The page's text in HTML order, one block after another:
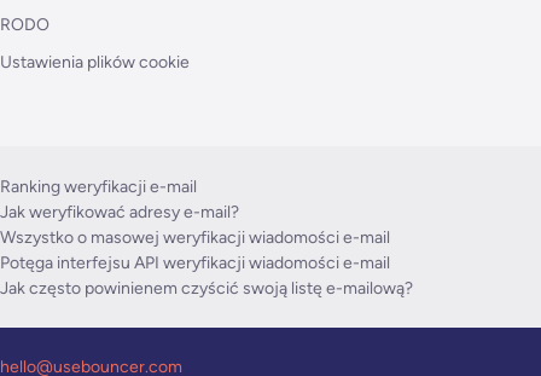
RODO
Ustawienia plików cookie
Ranking weryfikacji e-mail
Jak weryfikować adresy e-mail?
Wszystko o masowej weryfikacji wiadomości e-mail
Potęga interfejsu API weryfikacji wiadomości e-mail
Jak często powinienem czyścić swoją listę e-mailową?
hello@usebouncer.com